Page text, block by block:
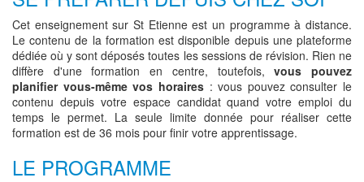
Cet enseignement sur St Etienne est un programme à distance.
Le contenu de la formation est disponible depuis une plateforme
dédiée où y sont déposés toutes les sessions de révision. Rien ne
diffère d'une formation en centre, toutefois,vous pouvez
planifier vous-même vos horaires: vous pouvez consulter le
contenu depuis votre espace candidat quand votre emploi du
temps le permet. La seule limite donnée pour réaliser cette
formation est de 36 mois pour finir votre apprentissage.
LE PROGRAMME